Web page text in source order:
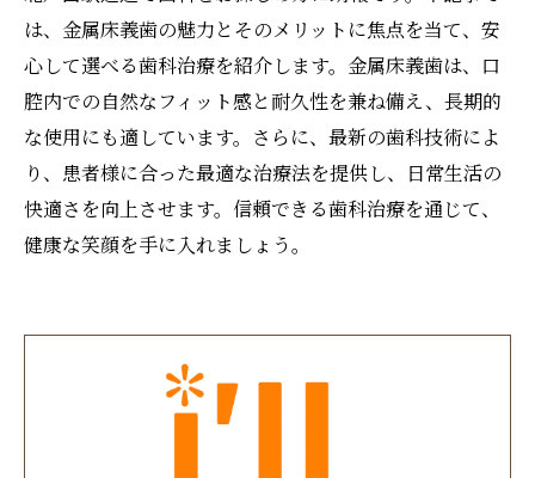
は、金属床義歯の魅力とそのメリットに焦点を当て、安
心して選べる歯科治療を紹介します。金属床義歯は、口
腔内での自然なフィット感と耐久性を兼ね備え、長期的
な使用にも適しています。さらに、最新の歯科技術によ
り、患者様に合った最適な治療法を提供し、日常生活の
快適さを向上させます。信頼できる歯科治療を通じて、
健康な笑顔を手に入れましょう。